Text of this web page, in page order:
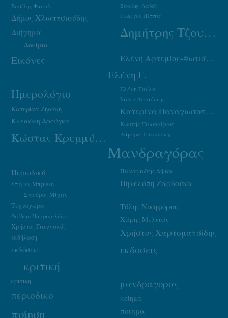
Βασίλης Λαδάς
Βασίλης Φαϊτάς
Γιώργος Πέππας
Δήμος Χλωπτσιούδης
Δημήτρης Τζουμάκας
Διήγημα
Δοκίμιο
Εικόνες Ελένη Αρτεμίου-Φωτιάδου
Ελένη Γ.
Ελένη Γούλα
Ημερολόγιο Ιάσων Δεπούντης
Κατερίνα Ζησάκη Κατερίνα Παναγιωτοπούλου
Κλεονίκη Δρούγκα Κωστής Παπακόγκος
Κώστας Κρεμμύδας Λάμπρος Σπυριούνης
Μανδραγόρας
Παναγιώτης Δήμου
Περιοδικό
Πηνελόπη Ζαρδούκα
Σπύρος Μπρίκος
Σταύρος Μίχας
Τεχνοχώρος
Τόλης Νικηφόρου
Φαίδων Πατρικαλάκις Χάρης Μελιτάς
Χρήστος Γιαννακός
Χρήστος Χαρτοματσίδης
εκδήλωση
εκδοσεις
εκδόσεις
κριτική
κριτικη μανδραγορας
περιοδικο ποίημα
ποίηση ποιημα